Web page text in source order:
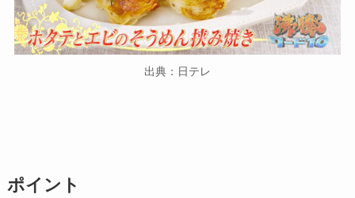
出典：日テレ
ポイント